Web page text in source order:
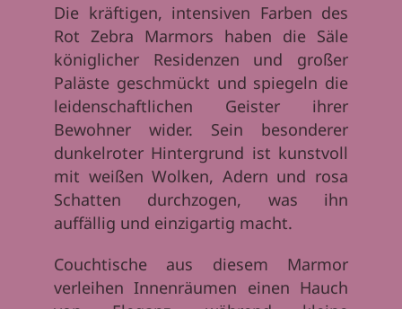
Die kräftigen, intensiven Farben des
Rot Zebra Marmors haben die Säle
königlicher Residenzen und großer
Paläste geschmückt und spiegeln die
leidenschaftlichen Geister ihrer
Bewohner wider. Sein besonderer
dunkelroter Hintergrund ist kunstvoll
mit weißen Wolken, Adern und rosa
Schatten durchzogen, was ihn
auffällig und einzigartig macht.
Couchtische aus diesem Marmor
verleihen Innenräumen einen Hauch